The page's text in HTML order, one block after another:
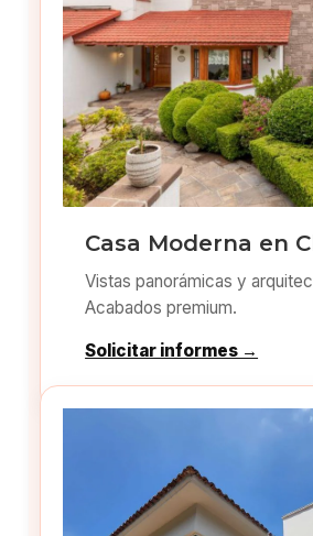
Casa Moderna en
Vistas panorámicas y
Acabados premium.
Solicitar informes →